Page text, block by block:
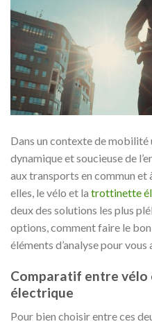
Dans un contexte de
dynamique et soucieuse de
aux transports en commun
elles, le vélo et la trottinette
deux des solutions les plus
options, comment faire le
éléments d’analyse pour
Comparatif entre
électrique
Pour bien choisir entre ces